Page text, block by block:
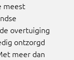
meest
overtuiging
ontzorgd
meer dan